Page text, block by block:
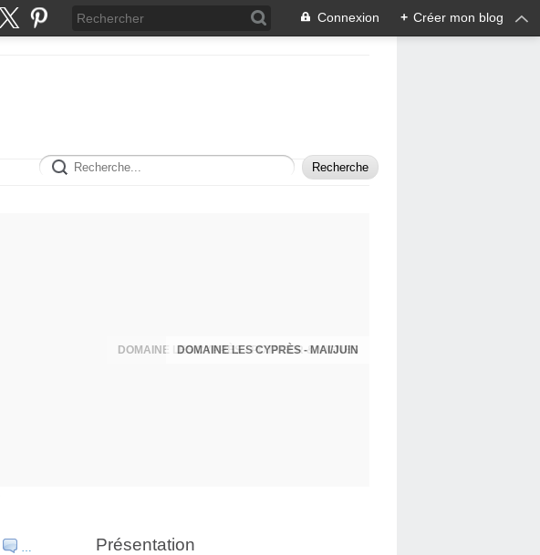
Connexion + Créer mon blog
DOMAINE LES CYPRÈS - MAI/JUIN
… Présentation